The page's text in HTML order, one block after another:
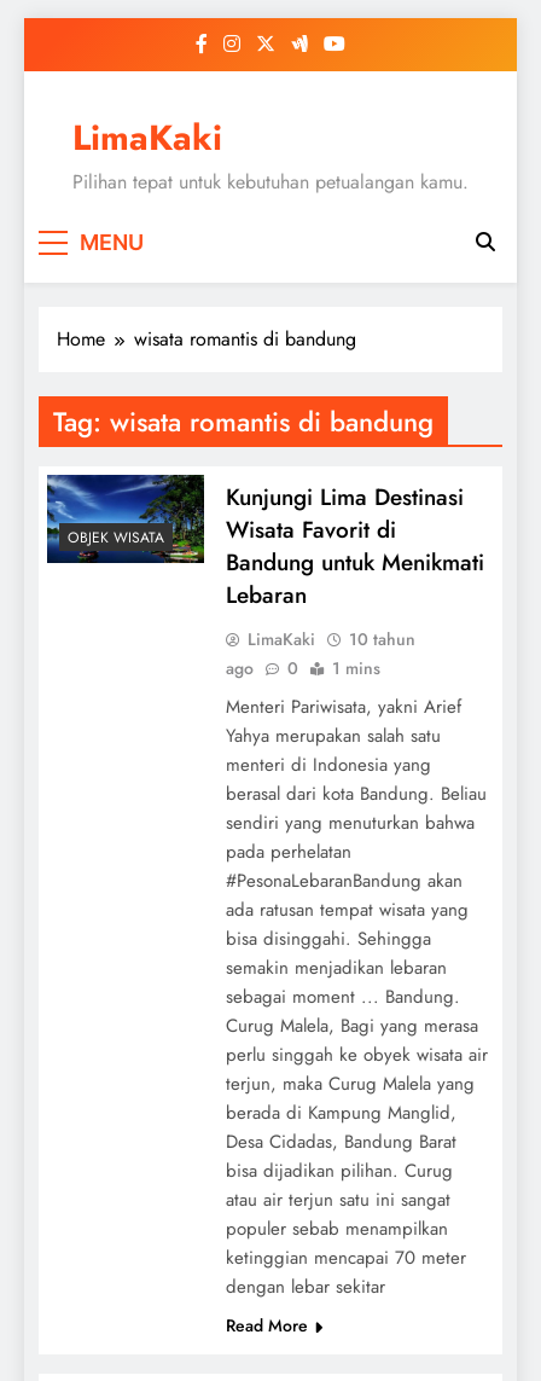
LimaKaki
Pilihan tepat untuk kebutuhan petualangan kamu.
MENU
Home wisata romantis di bandung
Tag: wisata romantis di bandung
OBJEK WISATA
Kunjungi Lima Destinasi
Wisata Favorit di
Bandung untuk Menikmati
Lebaran
LimaKaki
10 tahun
ago
0 1 mins
Menteri Pariwisata, yakni Arief
Yahya merupakan salah satu
menteri di Indonesia yang
berasal dari kota Bandung. Beliau
sendiri yang menuturkan bahwa
pada perhelatan
#PesonaLebaranBandung akan
ada ratusan tempat wisata yang
bisa disinggahi. Sehingga
semakin menjadikan lebaran
sebagai moment ... Bandung.
Curug Malela, Bagi yang merasa
perlu singgah ke obyek wisata air
terjun, maka Curug Malela yang
berada di Kampung Manglid,
Desa Cidadas, Bandung Barat
bisa dijadikan pilihan. Curug
atau air terjun satu ini sangat
populer sebab menampilkan
ketinggian mencapai 70 meter
dengan lebar sekitar
Read More